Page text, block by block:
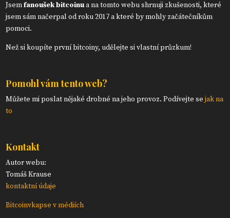
Jsemfanoušek bitcoinua na tomto webu shrnuji zkušenosti, které
jsem sám načerpal od roku 2017 a které by mohly začátečníkům
pomoci.
Než si koupíte první bitcoiny, udělejte si vlastní průzkum!
Pomohl vám tento web?
Můžete mi poslat nějaké drobné na jeho provoz. Podívejte sejak na
to
Kontakt
Autor webu:
Tomáš Krause
kontaktní údaje
Bitcoinvkapse v médiích